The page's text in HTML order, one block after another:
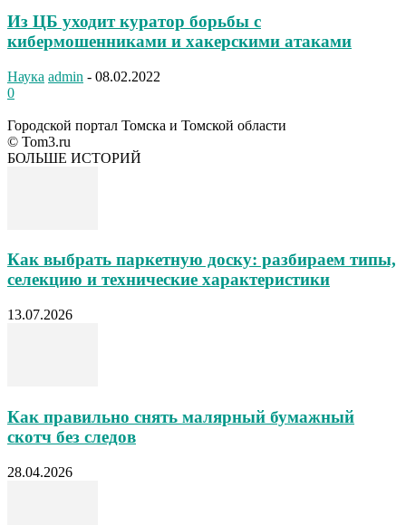
Из ЦБ уходит куратор борьбы с
кибермошенниками и хакерскими атаками
Наука admin - 08.02.2022
0
Городской портал Томска и Томской области
© Tom3.ru
БОЛЬШЕ ИСТОРИЙ
Как выбрать паркетную доску: разбираем типы,
селекцию и технические характеристики
13.07.2026
Как правильно снять малярный бумажный
скотч без следов
28.04.2026